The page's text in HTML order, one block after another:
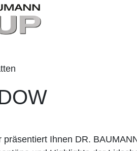
präsentiert Ihnen DR.